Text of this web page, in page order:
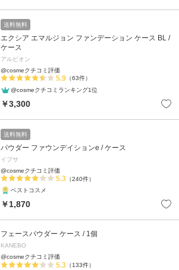
送料無料
エクシア エマルジョン ファンデーション ケース BL /
ケース
アルビオン
@cosmeクチコミ評価
5.9 （63件）
@cosmeクチコミランキング1位
￥3,300
送料無料
パウダー ファウンデイションe / ケース
イプサ
@cosmeクチコミ評価
5.3 （240件）
ベストコスメ
￥1,870
フェースパウダー ケース / 1個
KANEBO
@cosmeクチコミ評価
5.3 （133件）